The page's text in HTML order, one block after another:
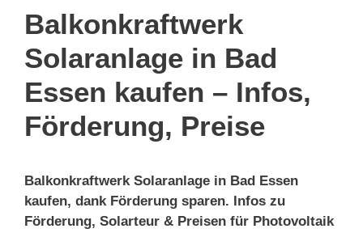
Balkonkraftwerk
Solaranlage in Bad
Essen kaufen – Infos,
Förderung, Preise
Balkonkraftwerk Solaranlage in Bad Essen
kaufen, dank Förderung sparen. Infos zu
Förderung, Solarteur & Preisen für Photovoltaik